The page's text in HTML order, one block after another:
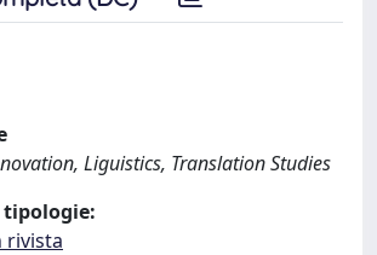
Liguistics, Translation Studies
tipologie:
rivista